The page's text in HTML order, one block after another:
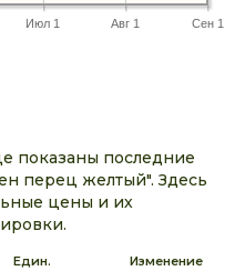
Июл 1 Авг 1 Сен 1
показаны последние
перец желтый". Здесь
цены и их
Един. Изменение